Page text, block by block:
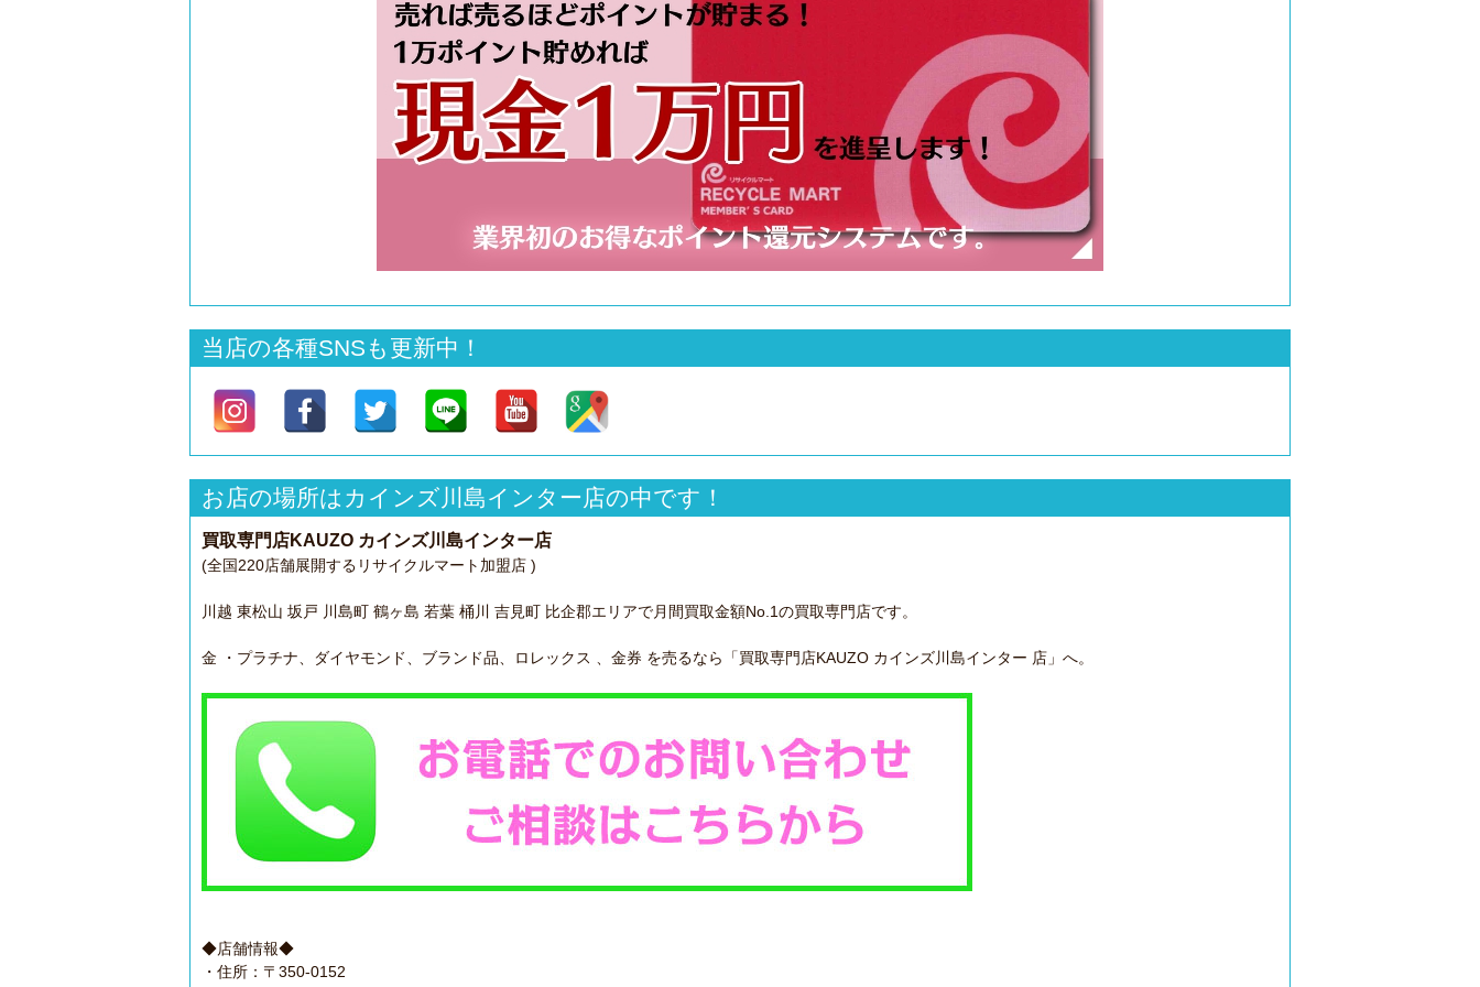
当店の各種SNSも更新中！
お店の場所はカインズ川島インター店の中です！
買取専門店KAUZO カインズ川島インター店
(全国220店舗展開するリサイクルマート加盟店 )
川越 東松山 坂戸 川島町 鶴ヶ島 若葉 桶川 吉見町 比企郡エリアで月間買取金額No.1の買取専門店です。
金 ・プラチナ、ダイヤモンド、ブランド品、ロレックス 、金券 を売るなら「買取専門店KAUZO カインズ川島インター 店」へ。
◆店舗情報◆
・住所：〒350-0152